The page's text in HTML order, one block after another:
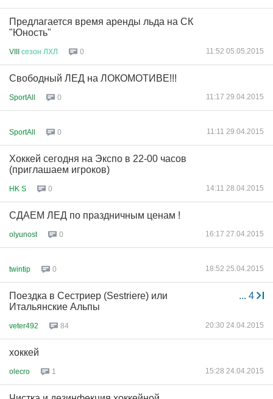
Предлагается время аренды льда на СК
"Юность"
VIII сезон ЛХЛ 0 11:52 05.05.2015
Свободный ЛЕД на ЛОКОМОТИВЕ!!!
SportAll 0 11:17 29.04.2015
SportAll 0 11:11 29.04.2015
Хоккей сегодня на Экспо в 22-00 часов
(приглашаем игроков)
HK S 0 14:11 28.04.2015
СДАЕМ ЛЕД по праздничным ценам !
olyunost 0 16:17 27.04.2015
twintip 0 18:52 25.04.2015
... 4
Поездка в Сестриер (Sestriere) или
Итальянские Альпы
veter492 84 20:30 24.04.2015
хоккей
olecro 1 15:28 24.04.2015